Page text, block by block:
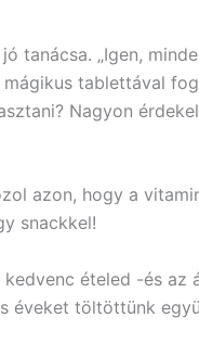
tanácsa. „Igen,
tablettával
Nagyon
azon, hogy a
snackkel!
ételed -és az
éveket töltöttünk